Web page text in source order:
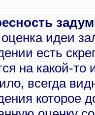
оценка идеи
есть
на какой-
всегда
которое